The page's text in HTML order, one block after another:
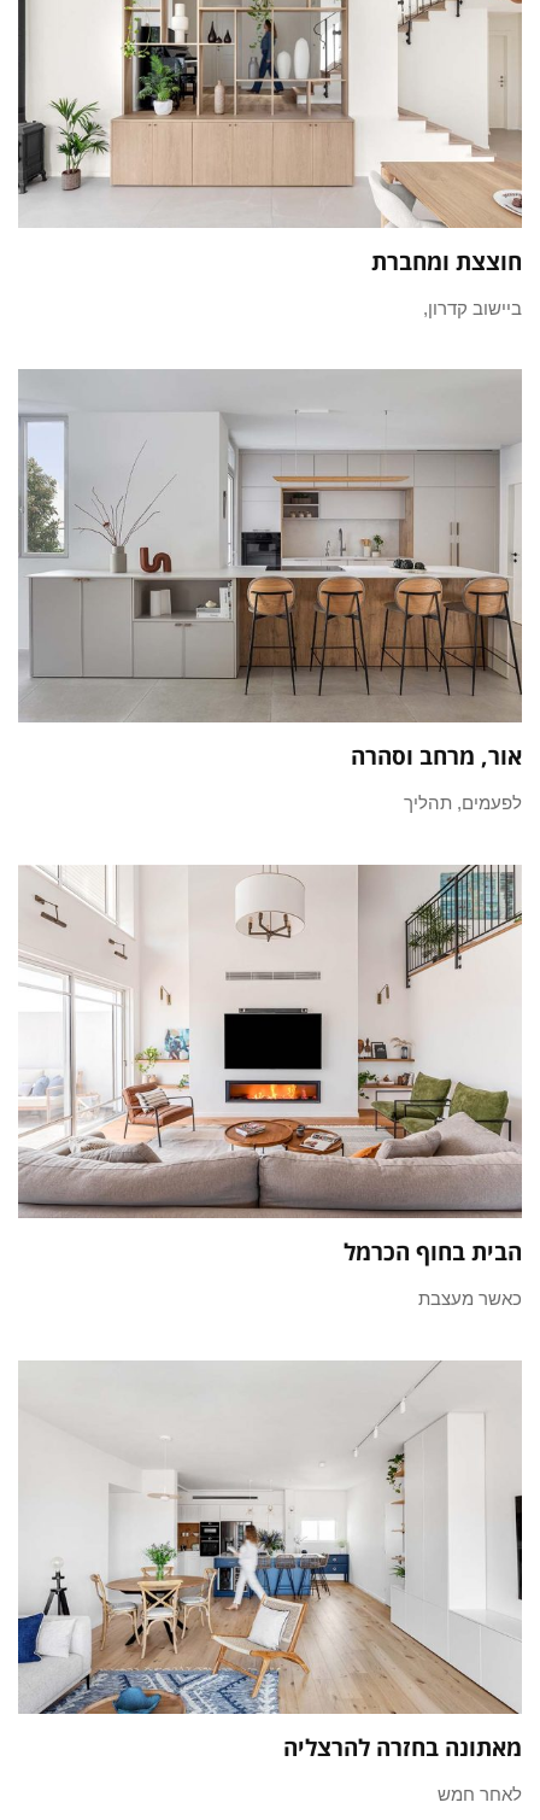
חוצצת ומחברת
ביישוב קדרון,
אור, מרחב וסהרה
לפעמים, תהליך
הבית בחוף הכרמל
כאשר מעצבת
מאתונה בחזרה להרצליה
לאחר חמש